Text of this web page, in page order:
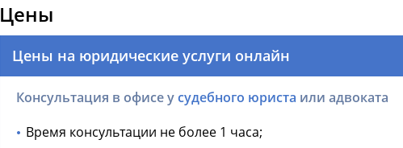
Цены
Цены на юридические услуги онлайн
Консультация в офисе усудебного юриста или адвоката
Время консультации не более 1 часа;